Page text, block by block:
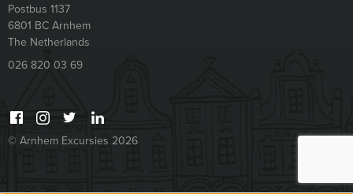
Postbus 1137
6801 BCArnhem
The Netherlands
026 820 03 69
© Arnhem Excursies 2026